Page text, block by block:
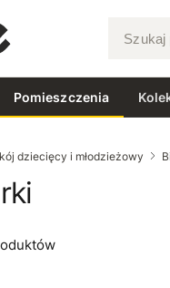
Szukaj
Pomieszczenia
dziecięcy i młodzieżowy